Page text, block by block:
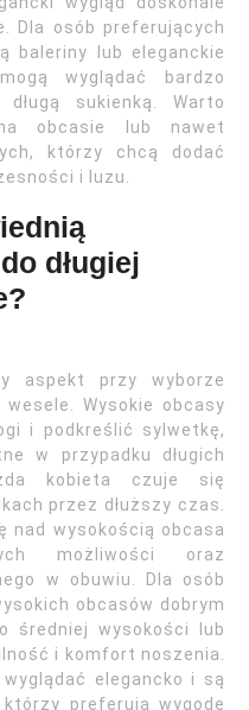
Dla osób preferujących
baleriny lub eleganckie
wyglądać bardzo
sukienką. Warto
obcasie lub nawet
którzy chcą dodać
i luzu.
długiej
aspekt przy wyborze
Wysokie obcasy
i podkreślić sylwetkę,
w przypadku długich
kobieta czuje się
przez dłuższy czas.
nad wysokością obcasa
możliwości oraz
w obuwiu. Dla osób
obcasów dobrym
średniej wysokości lub
i komfort noszenia.
elegancko i są
preferują wygodę